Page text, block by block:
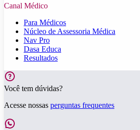
Canal Médico
Para Médicos
Núcleo de Assessoria Médica
Nav Pro
Dasa Educa
Resultados
Você tem dúvidas?
Acesse nossas perguntas frequentes